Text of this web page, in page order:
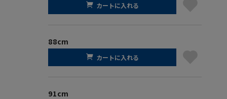
カートに入れる
88cm
カートに入れる
91cm